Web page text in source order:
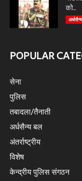
को...
POPULAR
सेना
पुलिस
तबादला/तैनाती
अर्धसैन्य बल
अंतर्राष्ट्रीय
विशेष
केन्द्रीय पुलिस संगठन